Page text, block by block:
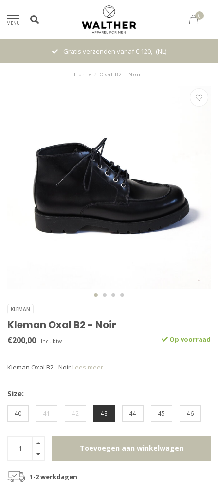
MENU
0
Gratis verzenden vanaf € 120,- (NL)
Home / Oxal B2 - Noir
KLEMAN
Kleman Oxal B2 - Noir
€200,00 Incl. btw Op voorraad
Kleman Oxal B2 - Noir Lees meer..
Size:
40 41 42 43 44 45 46
Toevoegen aan winkelwagen
1-2 werkdagen